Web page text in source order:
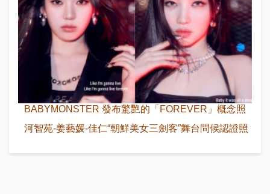
BABYMONSTER 發布驚艷的「FOREVER」概念照
河智苑-姜藝媛-佳仁“朝鮮美女三劍客”舞台問候認證照